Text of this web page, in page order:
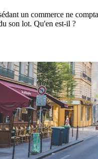
un commerce ne
son lot. Qu'en est-il ?